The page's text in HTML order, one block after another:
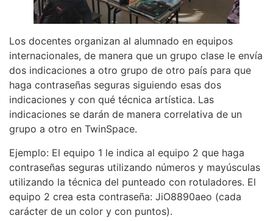
Los docentes organizan al alumnado en equipos
internacionales, de manera que un grupo clase le envía
dos indicaciones a otro grupo de otro país para que
haga contraseñas seguras siguiendo esas dos
indicaciones y con qué técnica artística. Las
indicaciones se darán de manera correlativa de un
grupo a otro en TwinSpace.
Ejemplo: El equipo 1 le indica al equipo 2 que haga
contraseñas seguras utilizando números y mayúsculas
utilizando la técnica del punteado con rotuladores. El
equipo 2 crea esta contraseña: JiO8890aeo (cada
carácter de un color y con puntos).